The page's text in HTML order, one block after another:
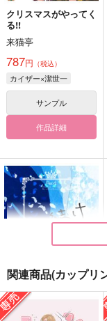
クリスマスがやってく
る!!
来猫亭
787円 （税込）
カイザー×潔世一
サンプル
作品詳細
青に続け
関連商品(カップリ